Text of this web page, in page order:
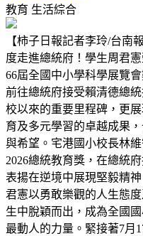
教育 生活綜合
【柿子日報記者李玲/台南
度走進總統府！學生周君
66屆全國中小學科學展覽
前往總統府接受賴清德總
校以來的重要里程碑，更
育及多元學習的卓越成果
與希望。宅港國小校長林
2026總統教育獎，在總統
表揚在逆境中展現堅毅精
君憲以勇敢樂觀的人生態
生中脫穎而出，成為全國
最動人的力量。緊接著7月